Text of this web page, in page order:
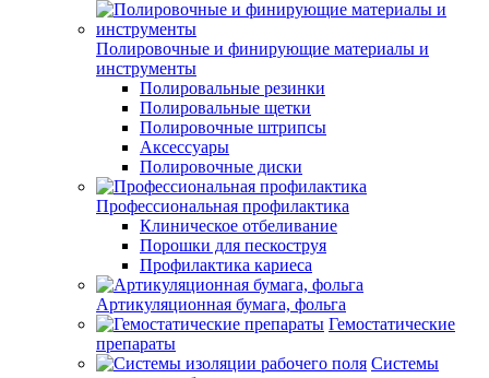
Полировочные и финирующие материалы и
инструменты
Полировальные резинки
Полировальные щетки
Полировочные штрипсы
Аксессуары
Полировочные диски
Профессиональная профилактика
Клиническое отбеливание
Порошки для пескоструя
Профилактика кариеса
Артикуляционная бумага, фольга
Гемостатические
препараты
Системы